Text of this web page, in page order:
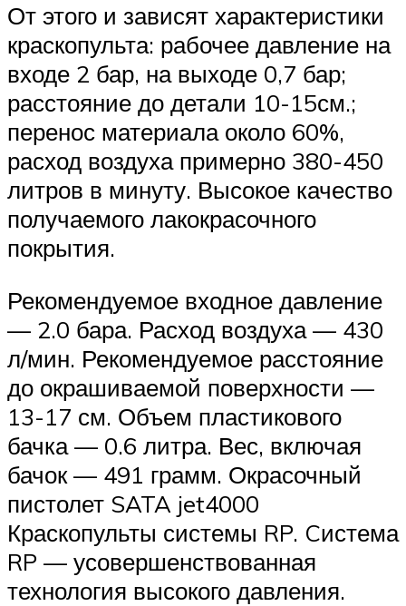
От этого и зависят характеристики
краскопульта: рабочее давление на
входе 2 бар, на выходе 0,7 бар;
расстояние до детали 10-15см.;
перенос материала около 60%,
расход воздуха примерно 380-450
литров в минуту. Высокое качество
получаемого лакокрасочного
покрытия.
Рекомендуемое входное давление
— 2.0 бара. Расход воздуха — 430
л/мин. Рекомендуемое расстояние
до окрашиваемой поверхности —
13-17 см. Объем пластикового
бачка — 0.6 литра. Вес, включая
бачок — 491 грамм. Окрасочный
пистолет SATA jet4000
Краскопульты системы RP. Cистема
RP — усовершенствованная
технология высокого давления.